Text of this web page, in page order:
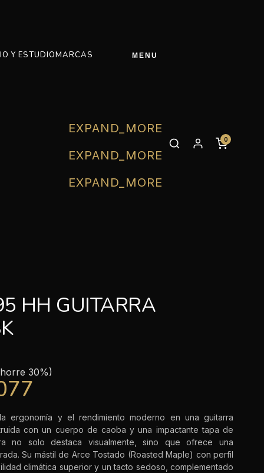
Y ESTUDIOMARCAS MENU
EXPAND_MORE
EXPAND_MORE
EXPAND_MORE
0
HH GUITARRA
30%)
ergonomía y el rendimiento moderno en una guitarra
con un cuerpo de caoba y una impactante tapa de
no solo destaca visualmente, sino que ofrece una
Su mástil de Arce Tostado (Roasted Maple) con perfil
climática superior y un tacto sedoso, complementado